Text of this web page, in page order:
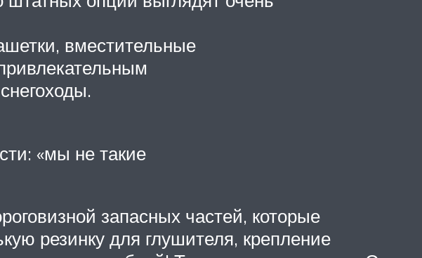
вместительные
«мы не такие
запасных частей, которые
резинку для глушителя, крепление